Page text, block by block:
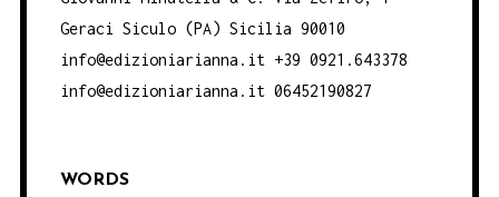
Geraci Siculo (PA) Sicilia 90010
info@edizioniarianna.it +39 0921.643378
info@edizioniarianna.it 06452190827
WORDS